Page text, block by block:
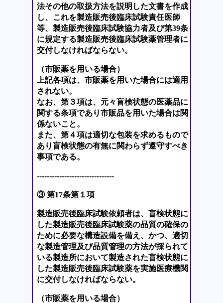
法その他の取扱方法を説明した文書を作成
し、これを製造販売後臨床試験責任医師
等、製造販売後臨床試験協力者及び第39条
に規定する製造販売後臨床試験薬管理者に
交付しなければならない。
（市販薬を用いる場合）
上記各項は、市販薬を用いた場合には適用
されない。
なお、第３項は、元々盲検状態の医薬品に
関する条項であり市販品を用いた場合は関
係ないこと。
また、第４項は適切な包装を求めるもので
あり盲検状態の有無に関わらず遵守すべき
事項である。
-------------------------------
③ 第17条第１項
製造販売後臨床試験依頼者は、盲検状態に
した製造販売後臨床試験薬の品質の確保の
ために必要な構造設備を備え、かつ、適切
な製造管理及び品質管理の方法が採られて
いる製造所において製造された盲検状態に
した製造販売後臨床試験薬を実施医療機関
に交付しなければならない。
（市販薬を用いる場合）